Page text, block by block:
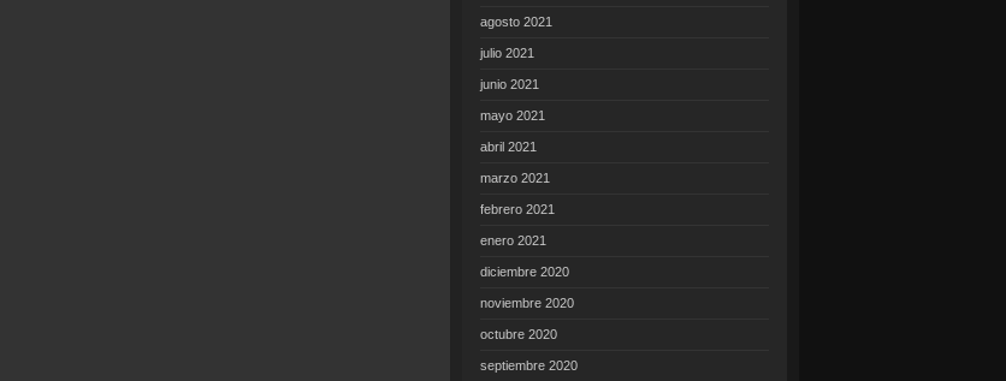
agosto 2021
julio 2021
junio 2021
mayo 2021
abril 2021
marzo 2021
febrero 2021
enero 2021
diciembre 2020
noviembre 2020
octubre 2020
septiembre 2020